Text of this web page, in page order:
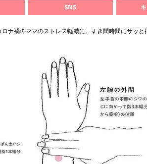
SNS
ロナ禍のママのストレス軽減に。すき間時間にサッと